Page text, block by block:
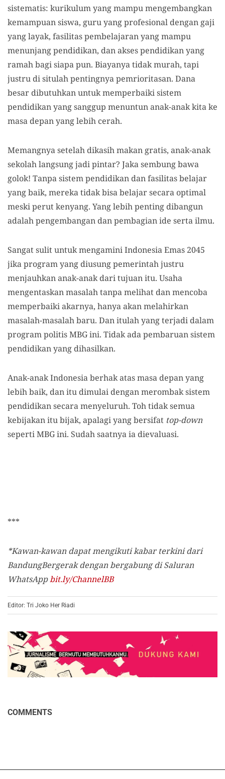
sistematis: kurikulum yang mampu mengembangkan
kemampuan siswa, guru yang profesional dengan gaji
yang layak, fasilitas pembelajaran yang mampu
menunjang pendidikan, dan akses pendidikan yang
ramah bagi siapa pun. Biayanya tidak murah, tapi
justru di situlah pentingnya pemrioritasan. Dana
besar dibutuhkan untuk memperbaiki sistem
pendidikan yang sanggup menuntun anak-anak kita ke
masa depan yang lebih cerah.
Memangnya setelah dikasih makan gratis, anak-anak
sekolah langsung jadi pintar? Jaka sembung bawa
golok! Tanpa sistem pendidikan dan fasilitas belajar
yang baik, mereka tidak bisa belajar secara optimal
meski perut kenyang. Yang lebih penting dibangun
adalah pengembangan dan pembagian ide serta ilmu.
Sangat sulit untuk mengamini Indonesia Emas 2045
jika program yang diusung pemerintah justru
menjauhkan anak-anak dari tujuan itu. Usaha
mengentaskan masalah tanpa melihat dan mencoba
memperbaiki akarnya, hanya akan melahirkan
masalah-masalah baru. Dan itulah yang terjadi dalam
program politis MBG ini. Tidak ada pembaruan sistem
pendidikan yang dihasilkan.
Anak-anak Indonesia berhak atas masa depan yang
lebih baik, dan itu dimulai dengan merombak sistem
pendidikan secara menyeluruh. Toh tidak semua
kebijakan itu bijak, apalagi yang bersifat top-down
seperti MBG ini. Sudah saatnya ia dievaluasi.
***
*Kawan-kawan dapat mengikuti kabar terkini dari
BandungBergerak dengan bergabung di Saluran
WhatsAppbit.ly/ChannelBB
Editor: Tri Joko Her Riadi
COMMENTS